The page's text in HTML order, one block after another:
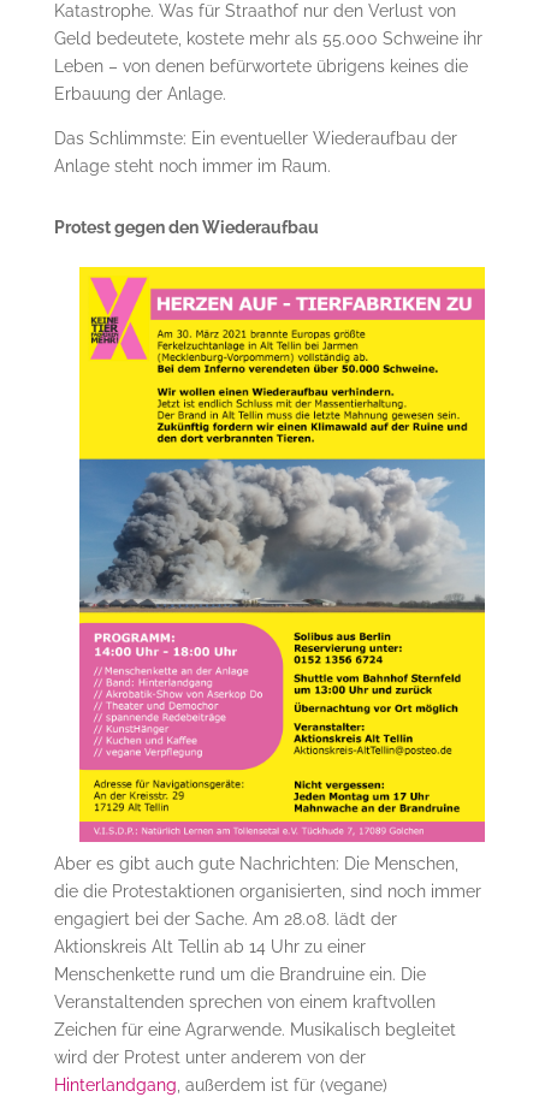
Katastrophe. Was für Straathof nur den Verlust von
Geld bedeutete, kostete mehr als 55.000 Schweine ihr
Leben – von denen befürwortete übrigens keines die
Erbauung der Anlage.
Das Schlimmste: Ein eventueller Wiederaufbau der
Anlage steht noch immer im Raum.
Protest gegen den Wiederaufbau
Aber es gibt auch gute Nachrichten: Die Menschen,
die die Protestaktionen organisierten, sind noch immer
engagiert bei der Sache. Am 28.08. lädt der
Aktionskreis Alt Tellin ab 14 Uhr zu einer
Menschenkette rund um die Brandruine ein. Die
Veranstaltenden sprechen von einem kraftvollen
Zeichen für eine Agrarwende. Musikalisch begleitet
wird der Protest unter anderem von der
Hinterlandgang, außerdem ist für (vegane)